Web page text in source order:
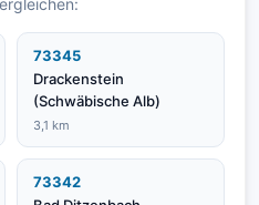
73345
Drackenstein
(Schwäbische Alb)
3,1 km
73342